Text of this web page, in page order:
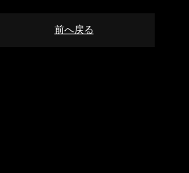
前へ戻る